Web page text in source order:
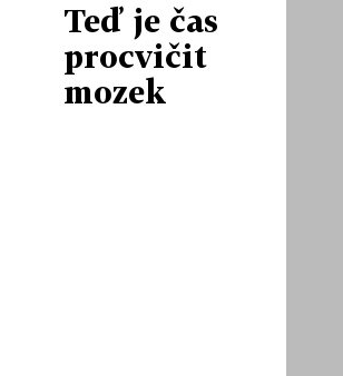
Teď je čas
procvičit
mozek